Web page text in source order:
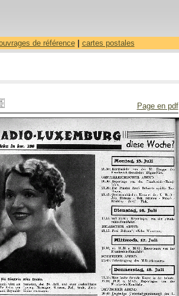
de référence| cartes postales
Page en pdf